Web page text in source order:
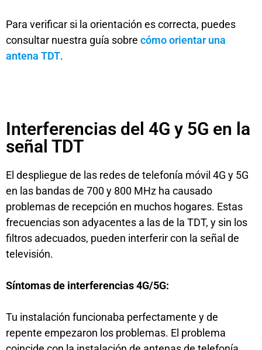
Para verificar si la orientación es correcta, puedes
consultar nuestra guía sobre cómo orientar una
antena TDT.
Interferencias del 4G y 5G en la
señal TDT
El despliegue de las redes de telefonía móvil 4G y 5G
en las bandas de 700 y 800 MHz ha causado
problemas de recepción en muchos hogares. Estas
frecuencias son adyacentes a las de la TDT, y sin los
filtros adecuados, pueden interferir con la señal de
televisión.
Síntomas de interferencias 4G/5G:
Tu instalación funcionaba perfectamente y de
repente empezaron los problemas. El problema